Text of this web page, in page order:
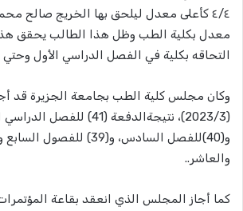
٤/٤ كأعلى معدل ليلحق بها الخريج صالح
معدل بكلية الطب وظل هذا الطالب يحقق
التحاقه بكلية في الفصل الدراسي الأول
وكان مجلس كلية الطب بجامعة الجزيرة قد
(2023/3)، نتيجةالدفعة (41)
و(40)للفصل السادس، و(39)
والعاشر..
كما أجاز المجلس الذي انعقد بقاعة